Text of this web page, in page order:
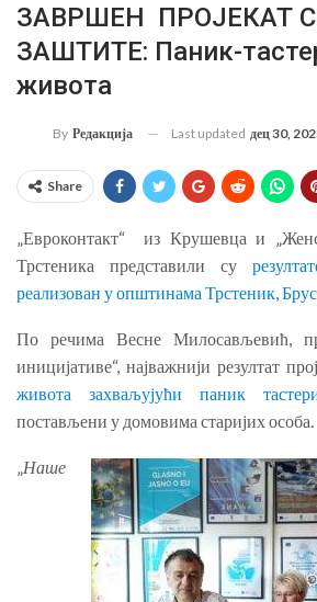
ЗАВРШЕН ПРОЈЕКАТ
ЗАШТИТЕ: Паник-
живота
By Редакција Last updated дец 30,
Share
„Евроконтакт“ из Крушевца и
Трстеника представили су
реализован у општинама Трстеник,
По речима Весне Милосављевић,
иницијативе“, најважнији резултат
живота захваљујући паник
постављени у домовима старијих особа.
„Наше